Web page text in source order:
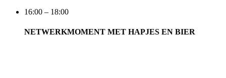
16:00 – 18:00
NETWERKMOMENT MET HAPJES EN BIER